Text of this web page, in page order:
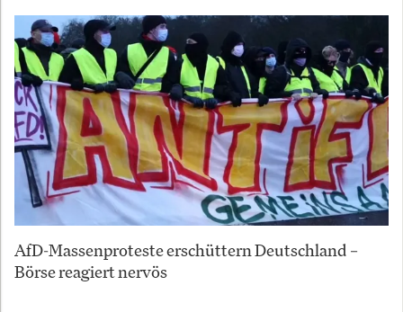
AfD-Massenproteste erschüttern Deutschland –
Börse reagiert nervös